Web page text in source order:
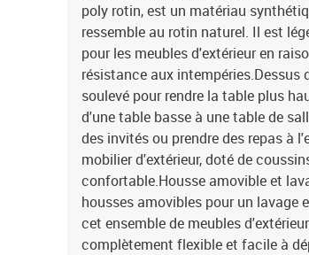
poly rotin, est un matériau
ressemble au rotin naturel. Il est
pour les meubles d'extérieur en
résistance aux intempéries.Dessus
soulevé pour rendre la table plus
d'une table basse à une table de
des invités ou prendre des repas à
mobilier d'extérieur, doté de
confortable.Housse amovible et
housses amovibles pour un lavage
cet ensemble de meubles
complètement flexible et facile à